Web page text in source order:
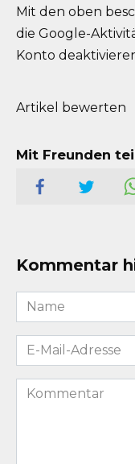
Mit den oben
die Google-
Konto
Artikel bewerten
Mit Freunden
Kommentar
Name
*
E-
Mail-
Adresse
Kommentar